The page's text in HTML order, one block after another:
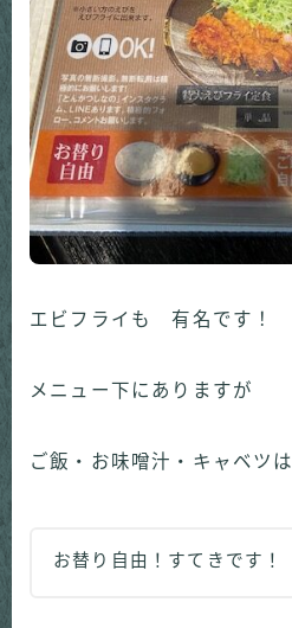
エビフライも 有名です！
メニュー下にありますが
ご飯・お味噌汁・キャベツは
お替り自由！すてきです！